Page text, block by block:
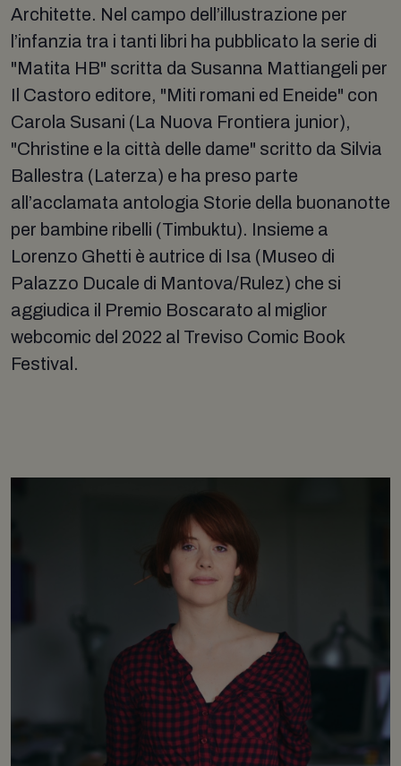
Architette. Nel campo dell’illustrazione per
l’infanzia tra i tanti libri ha pubblicato la serie di
"Matita HB" scritta da Susanna Mattiangeli per
Il Castoro editore, "Miti romani ed Eneide" con
Carola Susani (La Nuova Frontiera junior),
"Christine e la città delle dame" scritto da Silvia
Ballestra (Laterza) e ha preso parte
all’acclamata antologia Storie della buonanotte
per bambine ribelli (Timbuktu). Insieme a
Lorenzo Ghetti è autrice di Isa (Museo di
Palazzo Ducale di Mantova/Rulez) che si
aggiudica il Premio Boscarato al miglior
webcomic del 2022 al Treviso Comic Book
Festival.